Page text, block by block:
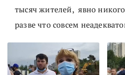
тысяч жителей, явно
разве что совсем